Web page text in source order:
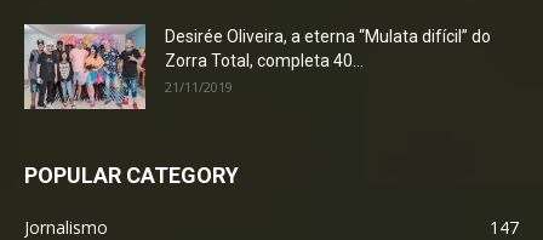
Desirée Oliveira, a eterna “Mulata difícil” do
Zorra Total, completa 40...
21/11/2019
POPULAR CATEGORY
Jornalismo
147